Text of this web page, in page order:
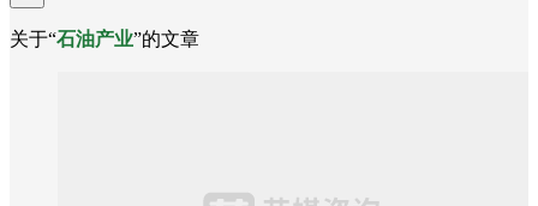
关于“石油产业”的文章